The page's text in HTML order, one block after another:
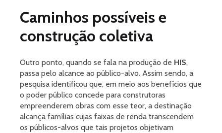
Caminhos possíveis e
construção coletiva
Outro ponto, quando se fala na produção de HIS,
passa pelo alcance ao público-alvo. Assim sendo, a
pesquisa identificou que, em meio aos benefícios que
o poder público concede para construtoras
empreenderem obras com esse teor, a destinação
alcança famílias cujas faixas de renda transcendem
os públicos-alvos que tais projetos objetivam